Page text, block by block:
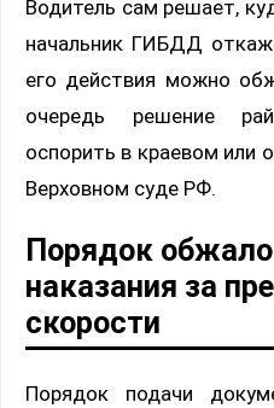
Водитель сам решает,
начальник ГИБДД
его действия можно
очередь решение
оспорить в краевом или
Верховном суде РФ.
Порядок
наказания за
скорости
Порядок подачи